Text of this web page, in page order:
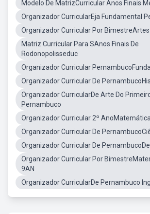
Modelo De MatrizCurricular Anos Finais
Organizador CurricularEja Fundamental
Organizador Curricular Por BimestreArtes
Matriz Curricular Para SAnos Finais De
Rodonopolisseduc
Organizador Curricular
Organizador Curricular De
Organizador CurricularDe Arte Do
Pernambuco
Organizador Curricular 2º
Organizador Curricular De
Organizador Curricular De
Organizador Curricular Por
9AN
Organizador CurricularDe Pernambuco